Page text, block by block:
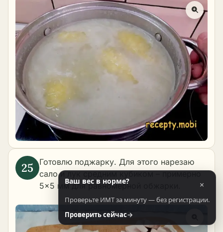
Готовлю поджарку. Для этого нарезаю
сало и лук средним кубиком – примерно
5×5 мм для равномерной обжарки.
Ваш вес в норме? ×
Проверьте ИМТ за минуту — без регистрации.
Проверить сейчас→